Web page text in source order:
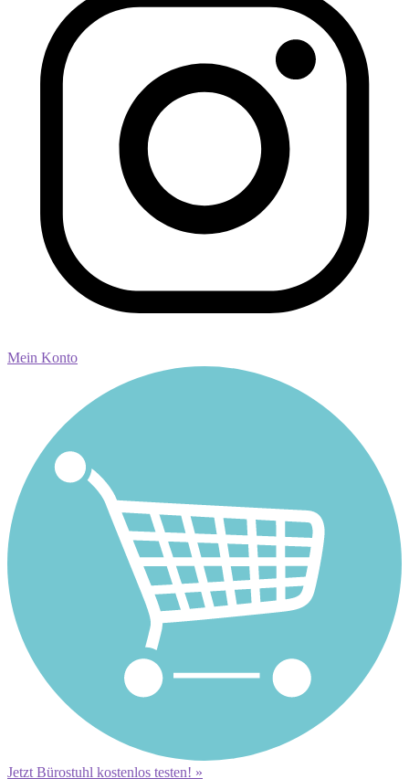
Mein Konto
Jetzt Bürostuhl kostenlos testen! »